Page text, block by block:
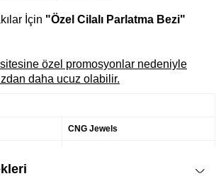
İçin "Özel Cilalı Parlatma Bezi"
özel promosyonlar nedeniyle
daha ucuz olabilir.
CNG Jewels